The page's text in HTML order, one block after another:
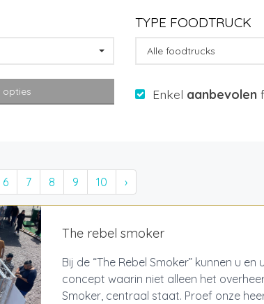
TYPE FOODTRUCK
Alle foodtrucks
opties Enkel aanbevolen
6 7 8 9 10 ›
The rebel smoker
Bij de “The Rebel Smoker” kunnen u
concept waarin niet alleen het
Smoker, centraal staat. Proef onze